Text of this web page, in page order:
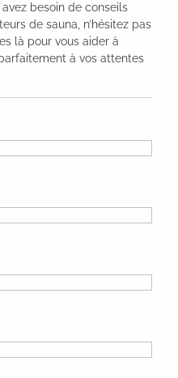
besoin de conseils
de sauna, n’hésitez pas
là pour vous aider à
à vos attentes